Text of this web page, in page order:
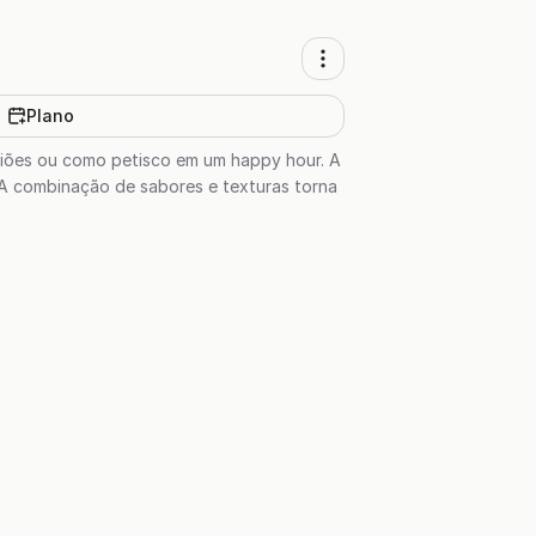
Plano
ou como petisco em um happy hour. A
combinação de sabores e texturas torna